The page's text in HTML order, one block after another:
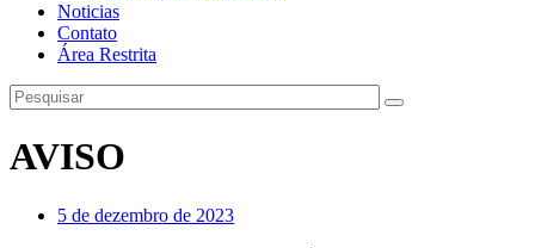
Noticias
Contato
Área Restrita
AVISO
5 de dezembro de 2023